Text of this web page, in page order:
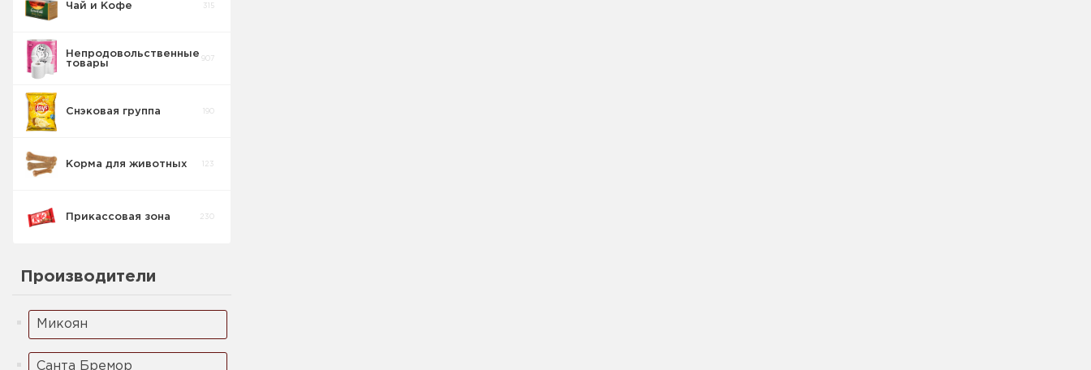
Чай и Кофе 315
Чай
Непродовольственные
товары
907
Снэковая группа 190
Корма для животных 123
Прикассовая зона 230
Производители
Микоян
Санта Бремор